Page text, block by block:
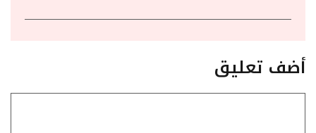
أضف تعليق